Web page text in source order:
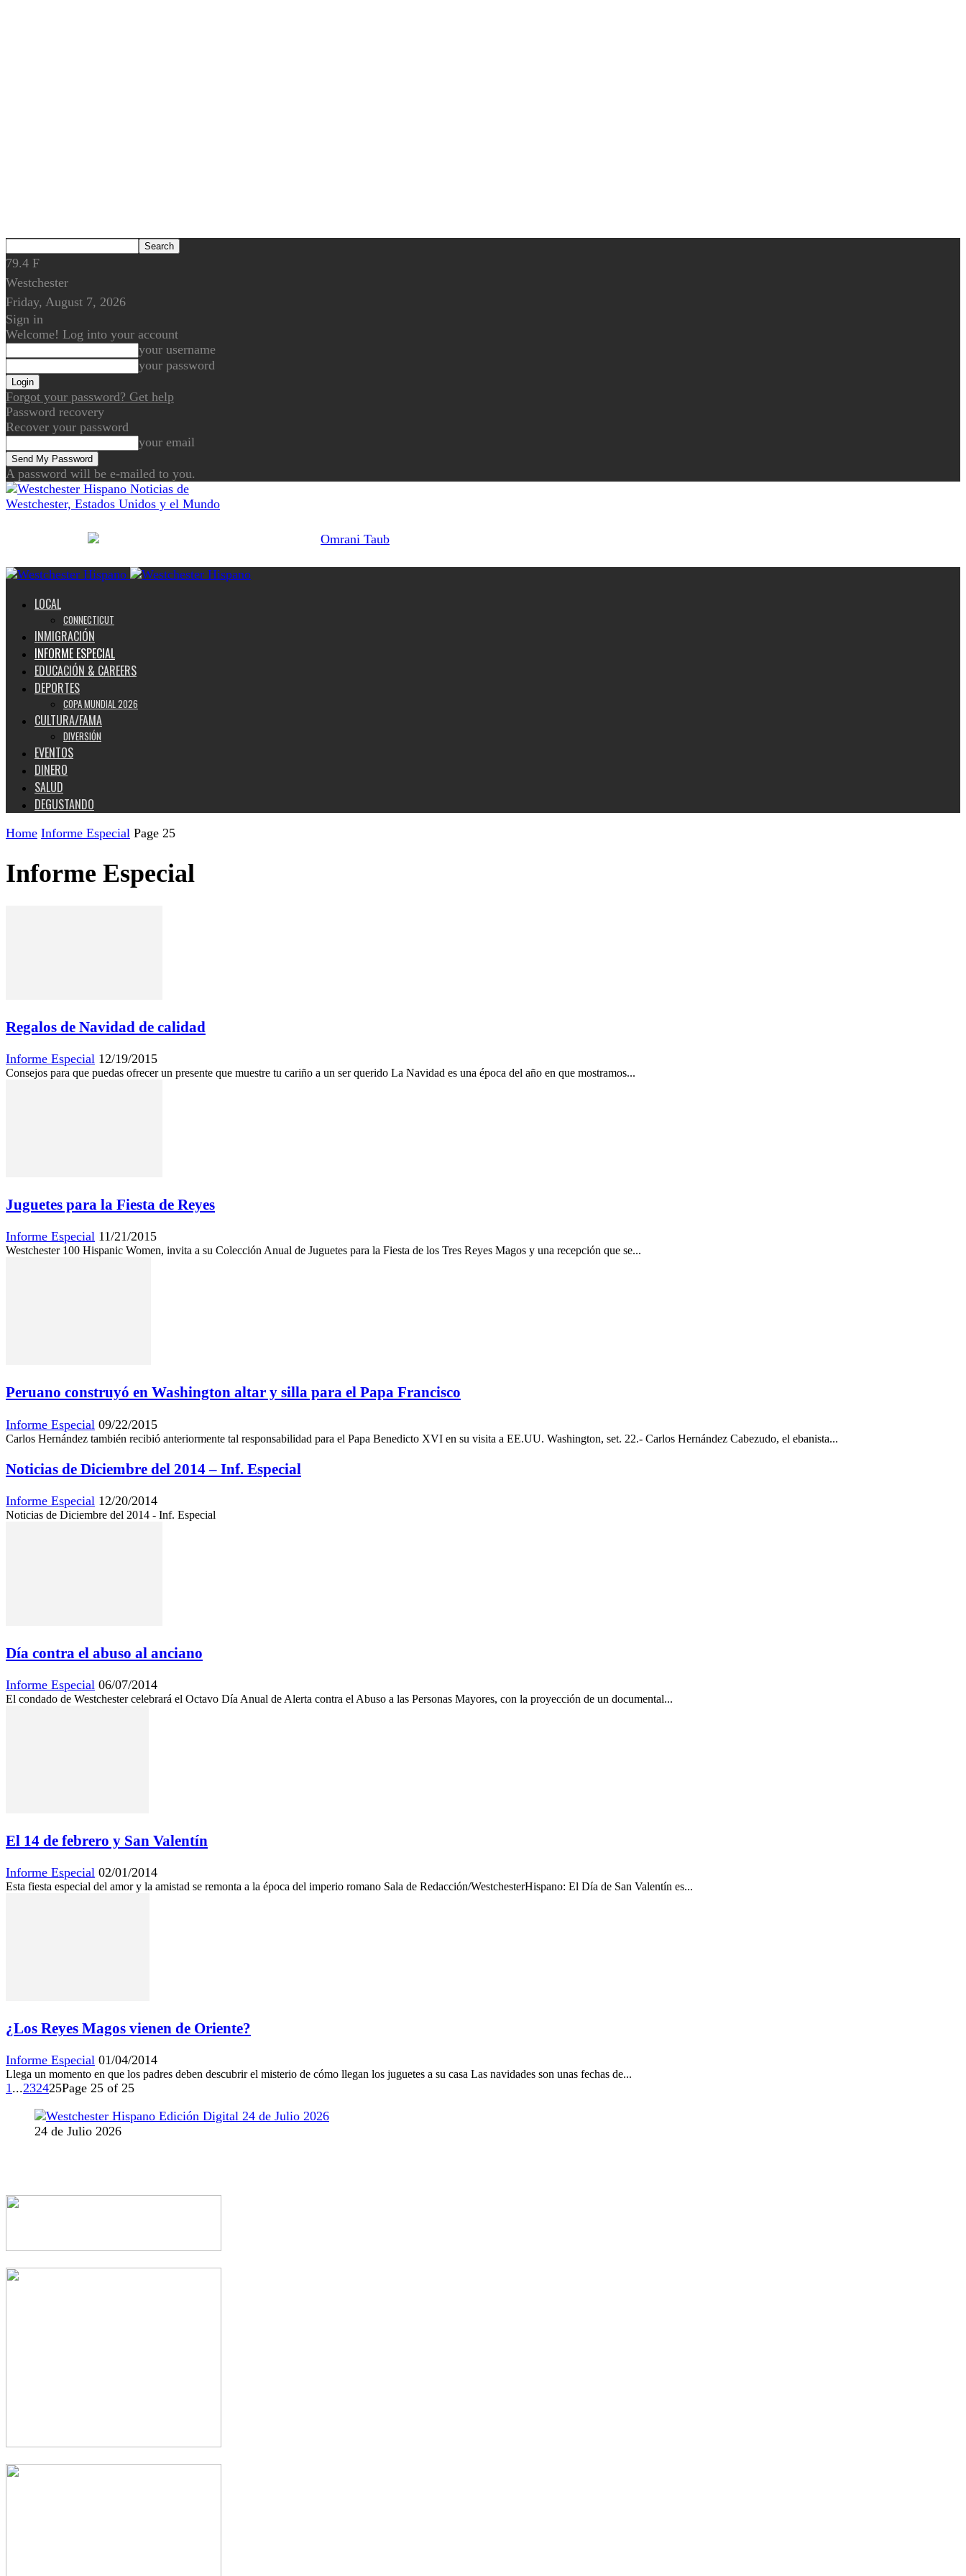
79.4 F
Westchester
Friday, August 7, 2026
Sign in
Welcome! Log into your account
your username
your password
Forgot your password? Get help
Password recovery
Recover your password
your email
A password will be e-mailed to you.
Noticias de
Westchester, Estados Unidos y el Mundo
LOCAL
CONNECTICUT
INMIGRACIÓN
INFORME ESPECIAL
EDUCACIÓN & CAREERS
DEPORTES
COPA MUNDIAL 2026
CULTURA/FAMA
DIVERSIÓN
EVENTOS
DINERO
SALUD
DEGUSTANDO
Home Informe Especial Page 25
Informe Especial
Regalos de Navidad de calidad
Informe Especial 12/19/2015
Consejos para que puedas ofrecer un presente que muestre tu cariño a un ser querido La Navidad es una época del año en que mostramos...
Juguetes para la Fiesta de Reyes
Informe Especial 11/21/2015
Westchester 100 Hispanic Women, invita a su Colección Anual de Juguetes para la Fiesta de los Tres Reyes Magos y una recepción que se...
Peruano construyó en Washington altar y silla para el Papa Francisco
Informe Especial 09/22/2015
Carlos Hernández también recibió anteriormente tal responsabilidad para el Papa Benedicto XVI en su visita a EE.UU. Washington, set. 22.- Carlos Hernández Cabezudo, el ebanista...
Noticias de Diciembre del 2014 – Inf. Especial
Informe Especial 12/20/2014
Noticias de Diciembre del 2014 - Inf. Especial
Día contra el abuso al anciano
Informe Especial 06/07/2014
El condado de Westchester celebrará el Octavo Día Anual de Alerta contra el Abuso a las Personas Mayores, con la proyección de un documental...
El 14 de febrero y San Valentín
Informe Especial 02/01/2014
Esta fiesta especial del amor y la amistad se remonta a la época del imperio romano Sala de Redacción/WestchesterHispano: El Día de San Valentín es...
¿Los Reyes Magos vienen de Oriente?
Informe Especial 01/04/2014
Llega un momento en que los padres deben descubrir el misterio de cómo llegan los juguetes a su casa Las navidades son unas fechas de...
1 ...232425Page 25 of 25
24 de Julio 2026